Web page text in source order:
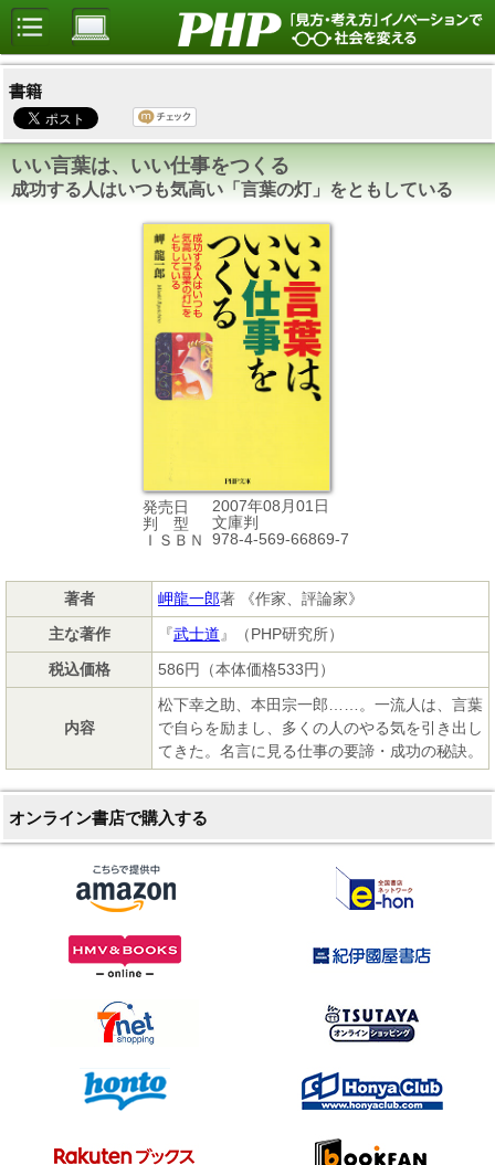
書籍
いい言葉は、いい仕事をつくる
成功する人はいつも気高い「言葉の灯」をともしている
発売日
2007年08月01日
判 型
文庫判
ＩＳＢＮ
978-4-569-66869-7
著者 岬龍一郎著 《作家、評論家》
主な著作
『武士道』（PHP研究所）
税込価格
586円（本体価格533円）
内容
松下幸之助、本田宗一郎……。一流人は、言葉
で自らを励まし、多くの人のやる気を引き出し
てきた。名言に見る仕事の要諦・成功の秘訣。
オンライン書店で購入する